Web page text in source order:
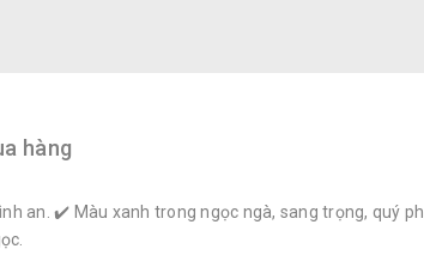
hàng
an. ✔️ Màu xanh trong ngọc ngà, sang trọng, quý